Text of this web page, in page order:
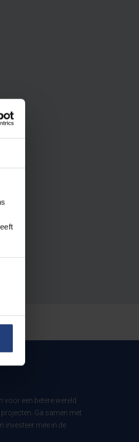
voor een betere wereld
Ga samen met
investeer mee in de